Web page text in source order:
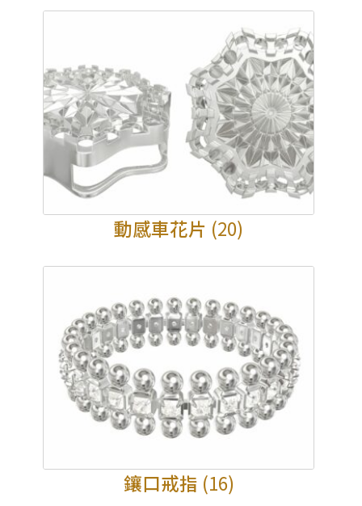
動感車花片 (20)
鑲口戒指 (16)
產品查詢 ×
*你的名字
查詢以下產品